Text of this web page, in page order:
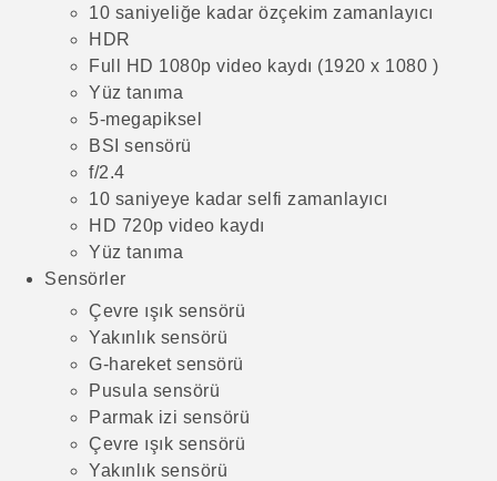
10 saniyeliğe kadar özçekim zamanlayıcı
HDR
Full HD 1080p video kaydı (1920 x 1080 )
Yüz tanıma
5-megapiksel
BSI sensörü
f/2.4
10 saniyeye kadar selfi zamanlayıcı
HD 720p video kaydı
Yüz tanıma
Sensörler
Çevre ışık sensörü
Yakınlık sensörü
G-hareket sensörü
Pusula sensörü
Parmak izi sensörü
Çevre ışık sensörü
Yakınlık sensörü